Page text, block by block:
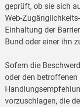
geprüft, ob sie sich
Web-
Einhaltung der
Bund oder einer ihn
Sofern die
oder den betroffenen
vorzuschlagen, die